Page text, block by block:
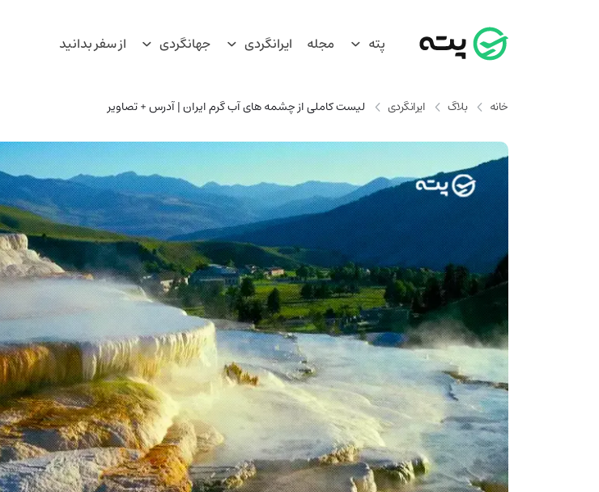
پته مجله ایرانگردی جهانگردی از سفر بدانید
خانه بلاگ ایرانگردی لیست کاملی از چشمه های آب گرم ایران | آدرس + تصاویر